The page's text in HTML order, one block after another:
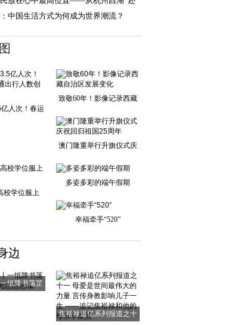
为民
中国生活方式为何成为世界潮流？
亿人次！春运
致敬60年！影像记录西藏
自治区发展变化
澳门隆重举行升旗仪式庆
祝回归祖国25周
校学位服上
多姿多彩的端午假期
幸福牵手“520”
边
纸降书落芷
焦裕禄追亿系列报道之十